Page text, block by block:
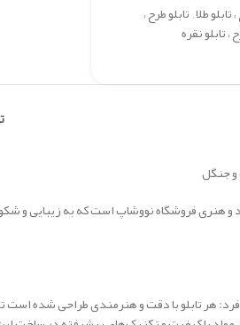
تابلو طلا,تابلو طرح ،
، تابلو نقره
و جنگل
فروشگاه نووشاپ است که به زیبایی و شکوه
هر تابلو با دقت و هنرمندی طراحی شده است